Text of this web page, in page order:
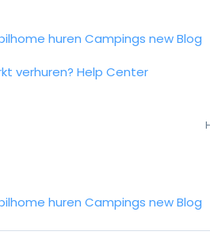
huren Campings newBlog
verhuren? Help Center
huren Campings newBlog